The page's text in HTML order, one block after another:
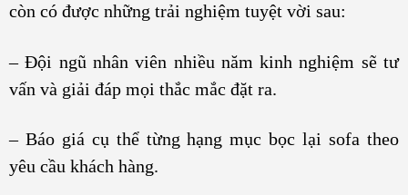
còn có được những trải nghiệm tuyệt vời sau:
– Đội ngũ nhân viên nhiều năm kinh nghiệm sẽ tư
vấn và giải đáp mọi thắc mắc đặt ra.
– Báo giá cụ thể từng hạng mục bọc lại sofa theo
yêu cầu khách hàng.